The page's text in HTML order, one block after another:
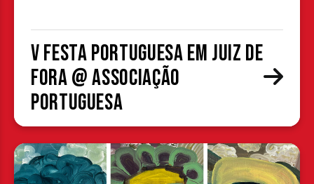
V Festa Portuguesa em Juiz de
Fora @ Associação
Portuguesa